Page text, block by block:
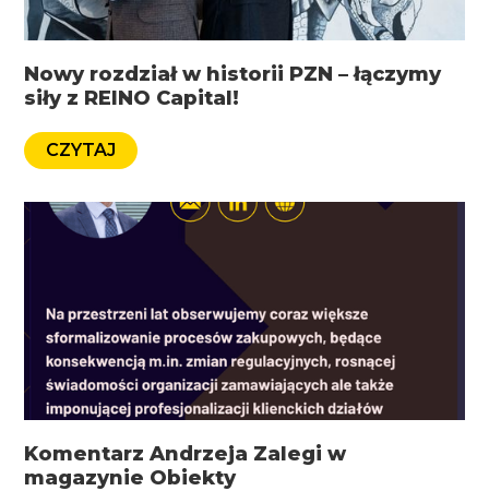
Nowy rozdział w historii PZN – łączymy
siły z REINO Capital!
CZYTAJ
Komentarz Andrzeja Zalegi w
magazynie Obiekty